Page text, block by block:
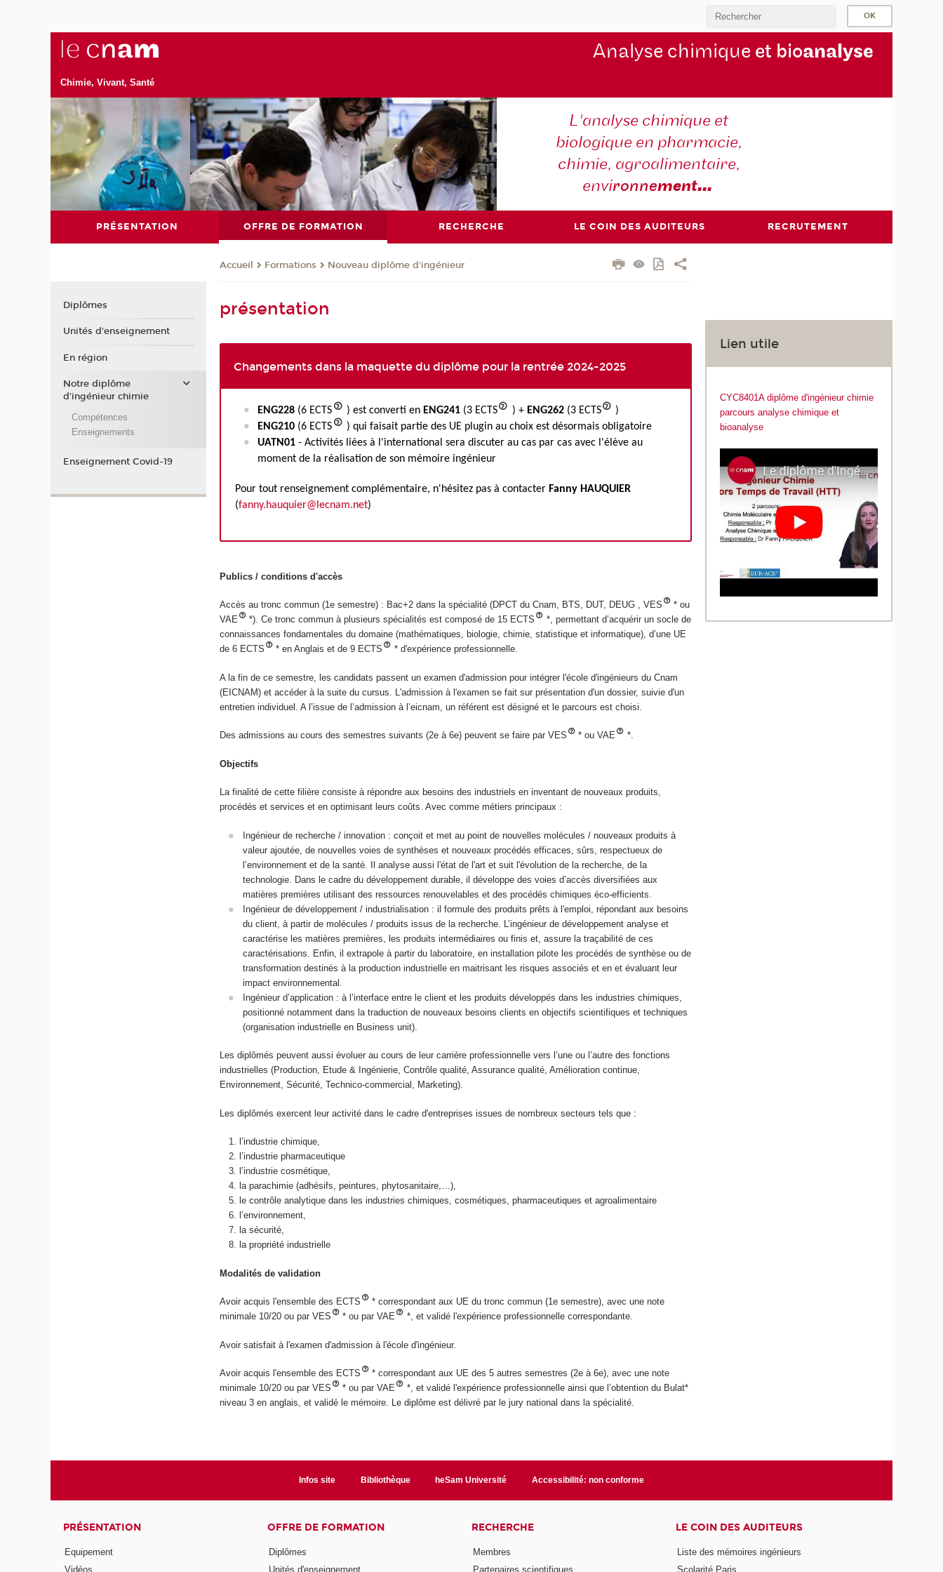
Chimie, Vivant, Santé
Analyse chimique et bioanalyse
L'analyse chimique et
biologique en pharmacie,
chimie, agroalimentaire,
environnement...
PRÉSENTATION OFFRE DE FORMATION RECHERCHE LE COIN DES AUDITEURS RECRUTEMENT
Accueil Formations Nouveau diplôme d'ingénieur
présentation
Changements dans la maquette du diplôme pour la rentrée 2024-2025
ENG228 (6 ECTS ) est converti en ENG241(3 ECTS ) + ENG262(3 ECTS
)
ENG210 (6 ECTS
) qui faisait partie des UE plugin au choix est désormais obligatoire
UATN01 - Activités liées à l'international sera discuter au cas par cas avec l'élève au
moment de la réalisation de son mémoire ingénieur
Pour tout renseignement complémentaire, n'hésitez pas à contacter Fanny HAUQUIER
(fanny.hauquier@lecnam.net)
Publics / conditions d'accès
Accès au tronc commun (1e semestre) : Bac+2 dans la spécialité (DPCT du Cnam, BTS, DUT, DEUG , VES
* ou
VAE
*). Ce tronc commun à plusieurs spécialités est composé de 15 ECTS
*, permettant d’acquérir un socle de
connaissances fondamentales du domaine (mathématiques, biologie, chimie, statistique et informatique), d’une UE
de 6 ECTS
* en Anglais et de 9 ECTS *d'expérience professionnelle.
A la fin de ce semestre, les candidats passent un examen d'admission pour intégrer l'école d'ingénieurs du Cnam
(EICNAM) et accéder à la suite du cursus. L'admission à l'examen se fait sur présentation d'un dossier, suivie d'un
entretien individuel. A l’issue de l’admission à l’eicnam, un référent est désigné et le parcours est choisi.
Des admissions au cours des semestres suivants (2e à 6e) peuvent se faire par VES * ou VAE *.
Objectifs
La finalité de cette filière consiste à répondre aux besoins des industriels en inventant de nouveaux produits,
procédés et services et en optimisant leurs coûts. Avec comme métiers principaux :
Ingénieur de recherche / innovation : conçoit et met au point de nouvelles molécules / nouveaux produits à
valeur ajoutée, de nouvelles voies de synthèses et nouveaux procédés efficaces, sûrs, respectueux de
l’environnement et de la santé. Il analyse aussi l'état de l'art et suit l'évolution de la recherche, de la
technologie. Dans le cadre du développement durable, il développe des voies d’accès diversifiées aux
matières premières utilisant des ressources renouvelables et des procédés chimiques éco-efficients.
Ingénieur de développement / industrialisation : il formule des produits prêts à l'emploi, répondant aux besoins
du client, à partir de molécules / produits issus de la recherche. L’ingénieur de développement analyse et
caractérise les matières premières, les produits intermédiaires ou finis et, assure la traçabilité de ces
caractérisations. Enfin, il extrapole à partir du laboratoire, en installation pilote les procédés de synthèse ou de
transformation destinés à la production industrielle en maitrisant les risques associés et en et évaluant leur
impact environnemental.
Ingénieur d’application : à l’interface entre le client et les produits développés dans les industries chimiques,
positionné notamment dans la traduction de nouveaux besoins clients en objectifs scientifiques et techniques
(organisation industrielle en Business unit).
Les diplômés peuvent aussi évoluer au cours de leur carrière professionnelle vers l’une ou l’autre des fonctions
industrielles (Production, Etude & Ingénierie, Contrôle qualité, Assurance qualité, Amélioration continue,
Environnement, Sécurité, Technico-commercial, Marketing).
Les diplômés exercent leur activité dans le cadre d'entreprises issues de nombreux secteurs tels que :
l’industrie chimique,
l’industrie pharmaceutique
l’industrie cosmétique,
la parachimie (adhésifs, peintures, phytosanitaire,…),
le contrôle analytique dans les industries chimiques, cosmétiques, pharmaceutiques et agroalimentaire
l’environnement,
la sécurité,
la propriété industrielle
Modalités de validation
Avoir acquis l'ensemble des ECTS
* correspondant aux UE du tronc commun (1e semestre), avec une note
minimale 10/20 ou par VES
* ou par VAE *, etvalidé l'expérience professionnelle correspondante.
Avoir satisfait à l'examen d'admission à l'école d'ingénieur.
Avoir acquis l'ensemble des ECTS * correspondant aux UE des 5 autres semestres (2e à 6e), avec une note
minimale 10/20 ou par VES
* ou par VAE *, et validé l'expérience professionnelle ainsi que l’obtention du Bulat*
niveau 3 en anglais, et validé le mémoire. Le diplôme est délivré par le jury national dans la spécialité.
Lien utile
CYC8401A diplôme d'ingénieur chimie
parcours analyse chimique et
bioanalyse
Diplômes
Unités d'enseignement
En région
Notre diplôme
d'ingénieur chimie
Compétences
Enseignements
Enseignement Covid-19
Infos site Bibliothèque heSam Université Accessibilité: non conforme
PRÉSENTATION
Equipement
Vidéos
OFFRE DE FORMATION
Diplômes
Unités d'enseignement
RECHERCHE
Membres
Partenaires scientifiques
LE COIN DES AUDITEURS
Liste des mémoires ingénieurs
Scolarité Paris